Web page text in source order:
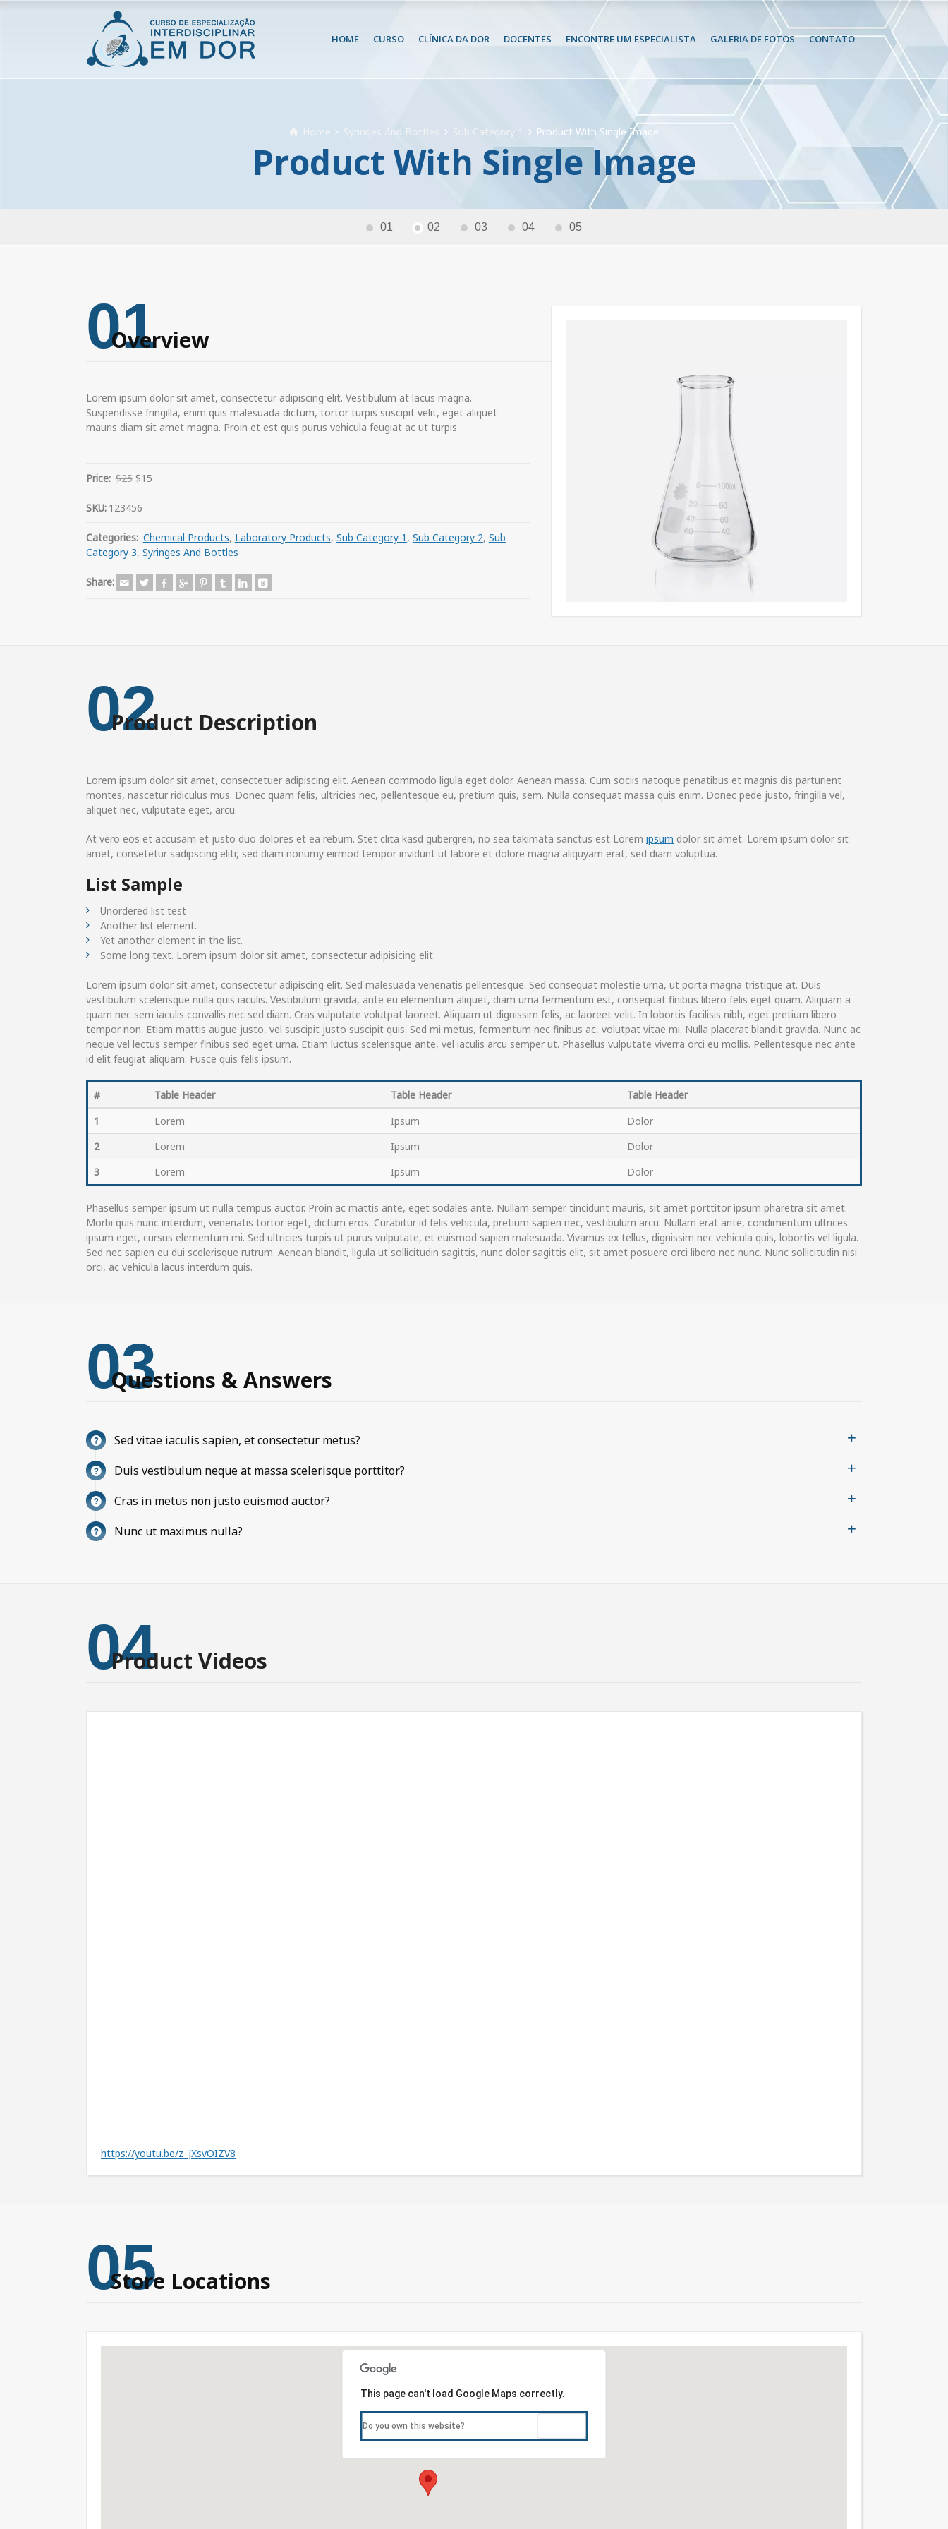
HOME CURSO CLÍNICA DA DOR DOCENTES ENCONTRE UM ESPECIALISTA GALERIA DE FOTOS CONTATO
Home Syringes And Bottles Sub Category 1 Product With Single Image
Product With Single Image
01 02 03 04 05
01
Overview
Lorem ipsum dolor sit amet, consectetur adipiscing elit. Vestibulum at lacus magna.
Suspendisse fringilla, enim quis malesuada dictum, tortor turpis suscipit velit, eget aliquet
mauris diam sit amet magna. Proin et est quis purus vehicula feugiat ac ut turpis.
Price: $25 $15
SKU: 123456
Categories: Chemical Products, Laboratory Products, Sub Category 1 , Sub Category 2, Sub
Category 3, Syringes And Bottles
Share:
02
Product Description
Lorem ipsum dolor sit amet, consectetuer adipiscing elit. Aenean commodo ligula eget dolor. Aenean massa. Cum sociis natoque penatibus et magnis dis parturient
montes, nascetur ridiculus mus. Donec quam felis, ultricies nec, pellentesque eu, pretium quis, sem. Nulla consequat massa quis enim. Donec pede justo, fringilla vel,
aliquet nec, vulputate eget, arcu.
At vero eos et accusam et justo duo dolores et ea rebum. Stet clita kasd gubergren, no sea takimata sanctus est Lorem ipsum dolor sit amet. Lorem ipsum dolor sit
amet, consetetur sadipscing elitr, sed diam nonumy eirmod tempor invidunt ut labore et dolore magna aliquyam erat, sed diam voluptua.
List Sample
Unordered list test
Another list element.
Yet another element in the list.
Some long text. Lorem ipsum dolor sit amet, consectetur adipisicing elit.
Lorem ipsum dolor sit amet, consectetur adipiscing elit. Sed malesuada venenatis pellentesque. Sed consequat molestie urna, ut porta magna tristique at. Duis
vestibulum scelerisque nulla quis iaculis. Vestibulum gravida, ante eu elementum aliquet, diam urna fermentum est, consequat finibus libero felis eget quam. Aliquam a
quam nec sem iaculis convallis nec sed diam. Cras vulputate volutpat laoreet. Aliquam ut dignissim felis, ac laoreet velit. In lobortis facilisis nibh, eget pretium libero
tempor non. Etiam mattis augue justo, vel suscipit justo suscipit quis. Sed mi metus, fermentum nec finibus ac, volutpat vitae mi. Nulla placerat blandit gravida. Nunc ac
neque vel lectus semper finibus sed eget urna. Etiam luctus scelerisque ante, vel iaculis arcu semper ut. Phasellus vulputate viverra orci eu mollis. Pellentesque nec ante
id elit feugiat aliquam. Fusce quis felis ipsum.
# Table Header Table Header
Table Header
1
Lorem Ipsum
Dolor
2
Lorem Ipsum
Dolor
3
Lorem Ipsum Dolor
Phasellus semper ipsum ut nulla tempus auctor. Proin ac mattis ante, eget sodales ante. Nullam semper tincidunt mauris, sit amet porttitor ipsum pharetra sit amet.
Morbi quis nunc interdum, venenatis tortor eget, dictum eros. Curabitur id felis vehicula, pretium sapien nec, vestibulum arcu. Nullam erat ante, condimentum ultrices
ipsum eget, cursus elementum mi. Sed ultricies turpis ut purus vulputate, et euismod sapien malesuada. Vivamus ex tellus, dignissim nec vehicula quis, lobortis vel ligula.
Sed nec sapien eu dui scelerisque rutrum. Aenean blandit, ligula ut sollicitudin sagittis, nunc dolor sagittis elit, sit amet posuere orci libero nec nunc. Nunc sollicitudin nisi
orci, ac vehicula lacus interdum quis.
03
Questions & Answers
Sed vitae iaculis sapien, et consectetur metus?
Duis vestibulum neque at massa scelerisque porttitor?
Cras in metus non justo euismod auctor?
Nunc ut maximus nulla?
04
Product Videos
https://youtu.be/z_JXsvOIZV8
05
Store Locations
This page can't load Google Maps correctly.
Do you own this website?